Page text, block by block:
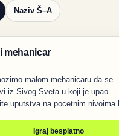
Naziv Š–A
mehanicar
malom mehanicaru da se
iz Sivog Sveta u koji je upao.
uputstva na pocetnim nivoima
Igraj besplatno